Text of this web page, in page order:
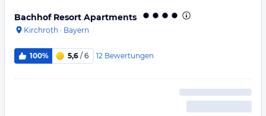
Bachhof Resort Apartments
Kirchroth · Bayern
100% 5,6 / 6 12 Bewertungen